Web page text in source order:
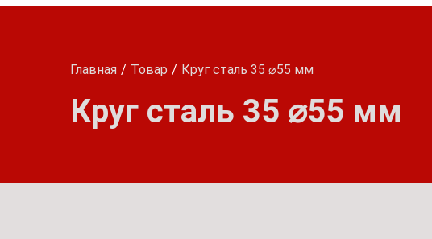
Главная Товар Круг сталь 35 ⌀55 мм
Круг сталь 35 ⌀55 мм